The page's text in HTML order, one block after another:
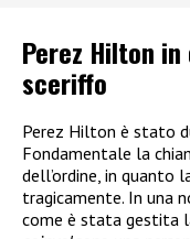
Perez Hilton
sceriffo
Perez Hilton è stato
Fondamentale la
dell’ordine, in quanto
tragicamente. In una
come è stata gestita